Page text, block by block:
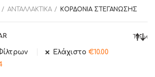
ΑΝΤΑΛΛΑΚΤΙΚΑ ΚΟΡΔΟΝΙΑ ΣΤΕΓΑΝΩΣΗΣ
Ελάχιστο €10.00